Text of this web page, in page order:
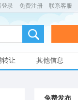
登录 免费注册 联系客服
转让 其他信息
免费发布